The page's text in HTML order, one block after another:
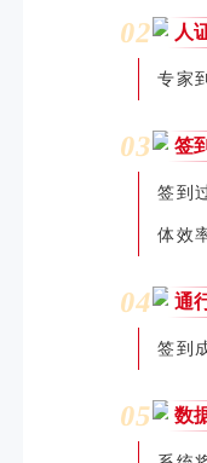
02 人
专家
03 签
签到
体效
04 通
签到
05 数